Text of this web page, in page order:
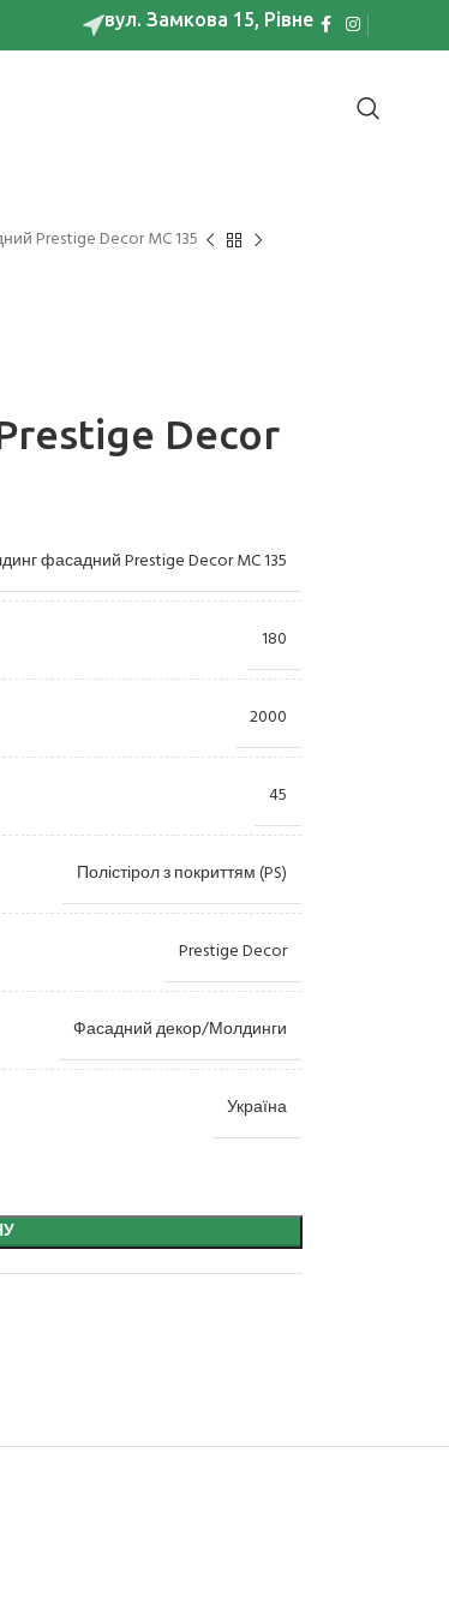
вул. Замкова 15, Рівне
Prestige Decor MC 135
Decor
фасадний Prestige Decor MC 135
180
2000
45
Полістірол з покриттям (PS)
Prestige Decor
Фасадний декор/Молдинги
Україна